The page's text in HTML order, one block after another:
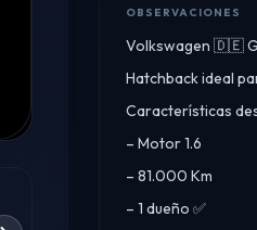
OBSERVACIONES
Volkswagen 🇩🇪
Hatchback ideal
Características
– Motor 1.6
– 81.000 Km
– 1 dueño ✅